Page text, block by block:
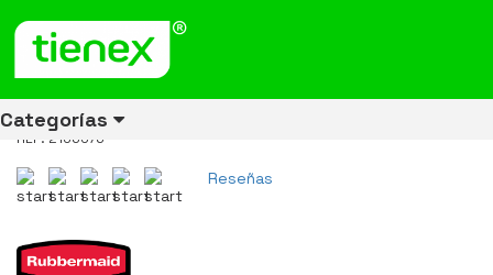
Categorías
Tapa Domo Para Contenedor Brute 121 litros Blanco 2156576
Tapa Domo Para Contenedor
Brute 121 litros Blanco 2156576
REF: 2156576
Reseñas
los
productos
los
productos
los
productos
los
productos
los
productos
los
productos
los
productos